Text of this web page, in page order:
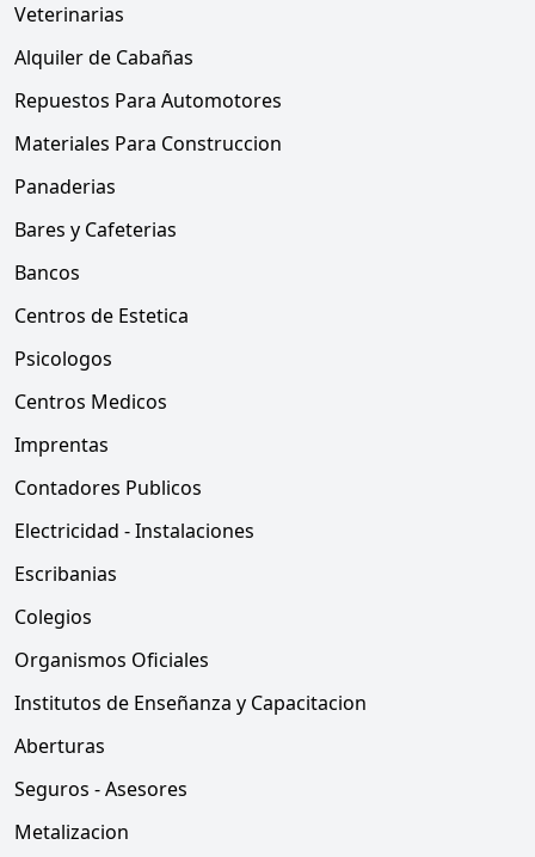
Veterinarias
Alquiler de Cabañas
Repuestos Para Automotores
Materiales Para Construccion
Panaderias
Bares y Cafeterias
Bancos
Centros de Estetica
Psicologos
Centros Medicos
Imprentas
Contadores Publicos
Electricidad - Instalaciones
Escribanias
Colegios
Organismos Oficiales
Institutos de Enseñanza y Capacitacion
Aberturas
Seguros - Asesores
Metalizacion